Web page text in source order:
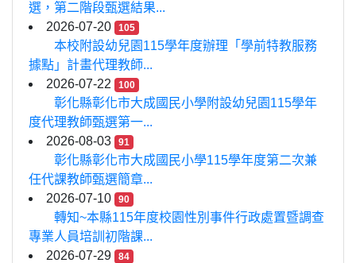
選，第二階段甄選結果...
2026-07-20
105
本校附設幼兒園115學年度辦理「學前特教服務
據點」計畫代理教師...
2026-07-22
100
彰化縣彰化市大成國民小學附設幼兒園115學年
度代理教師甄選第一...
2026-08-03
91
彰化縣彰化市大成國民小學115學年度第二次兼
任代課教師甄選簡章...
2026-07-10
90
轉知~本縣115年度校園性別事件行政處置暨調查
專業人員培訓初階課...
2026-07-29
84